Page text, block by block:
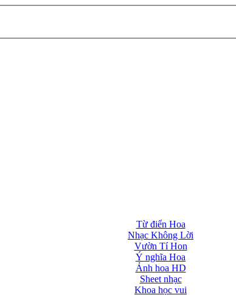
Từ điển Hoa
Nhạc Không Lời
Vườn Tí Hon
Ý nghĩa Hoa
Ảnh hoa HD
Sheet nhạc
Khoa học vui